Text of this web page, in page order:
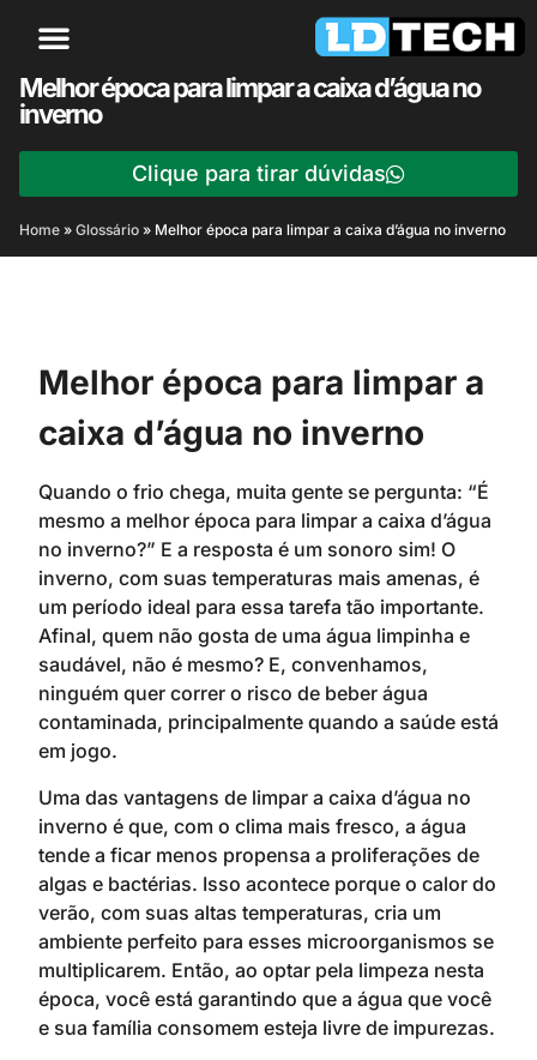
Melhor época para limpar a caixa d’água no
inverno
Clique para tirar dúvidas
Home » Glossário » Melhor época para limpar a caixa d’água no inverno
Melhor época para limpar a
caixa d’água no inverno
Quando o frio chega, muita gente se pergunta: “É
mesmo a melhor época para limpar a caixa d’água
no inverno?” E a resposta é um sonoro sim! O
inverno, com suas temperaturas mais amenas, é
um período ideal para essa tarefa tão importante.
Afinal, quem não gosta de uma água limpinha e
saudável, não é mesmo? E, convenhamos,
ninguém quer correr o risco de beber água
contaminada, principalmente quando a saúde está
em jogo.
Uma das vantagens de limpar a caixa d’água no
inverno é que, com o clima mais fresco, a água
tende a ficar menos propensa a proliferações de
algas e bactérias. Isso acontece porque o calor do
verão, com suas altas temperaturas, cria um
ambiente perfeito para esses microorganismos se
multiplicarem. Então, ao optar pela limpeza nesta
época, você está garantindo que a água que você
e sua família consomem esteja livre de impurezas.